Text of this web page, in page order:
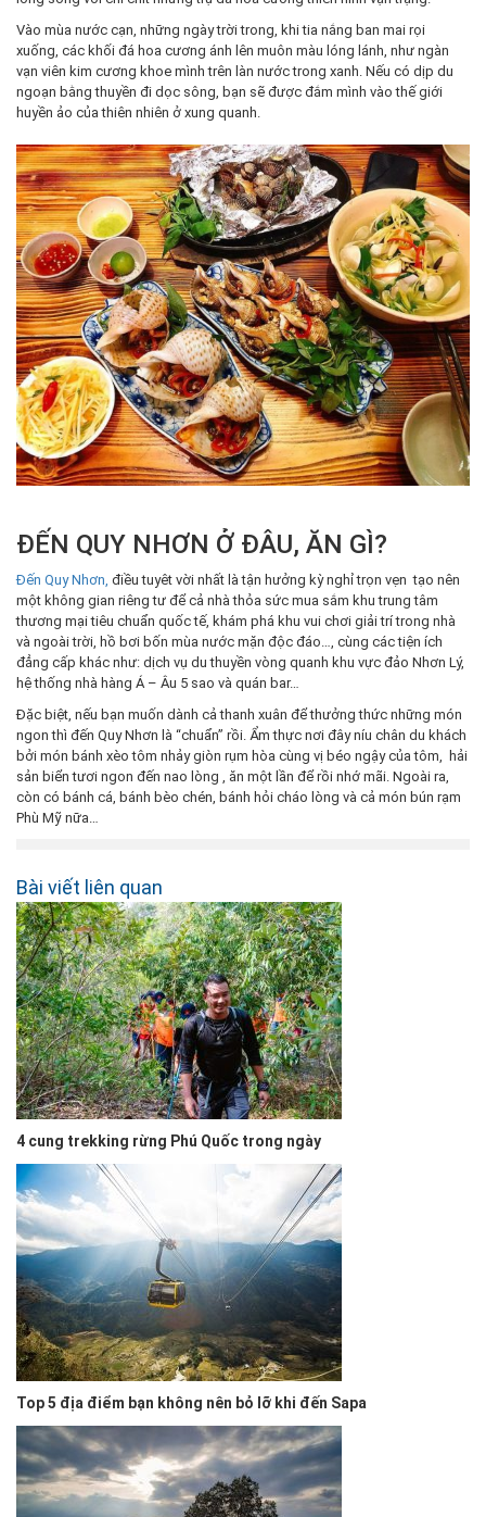
Vào mùa nước cạn, những ngày trời trong, khi tia nắng ban mai rọi
xuống, các khối đá hoa cương ánh lên muôn màu lóng lánh, như ngàn
vạn viên kim cương khoe mình trên làn nước trong xanh. Nếu có dịp du
ngoạn bằng thuyền đi dọc sông, bạn sẽ được đắm mình vào thế giới
huyền ảo của thiên nhiên ở xung quanh.
ĐẾN QUY NHƠN Ở ĐÂU, ĂN GÌ?
Đến Quy Nhơn, điều tuyêt vời nhất là tận hưởng kỳ nghỉ trọn vẹn tạo nên
một không gian riêng tư để cả nhà thỏa sức mua sắm khu trung tâm
thương mại tiêu chuẩn quốc tế, khám phá khu vui chơi giải trí trong nhà
và ngoài trời, hồ bơi bốn mùa nước mặn độc đáo…, cùng các tiện ích
đẳng cấp khác như: dịch vụ du thuyền vòng quanh khu vực đảo Nhơn Lý,
hệ thống nhà hàng Á – Âu 5 sao và quán bar…
Đặc biệt, nếu bạn muốn dành cả thanh xuân để thưởng thức những món
ngon thì đến Quy Nhơn là “chuẩn” rồi. Ẩm thực nơi đây níu chân du khách
bởi món bánh xèo tôm nhảy giòn rụm hòa cùng vị béo ngậy của tôm, hải
sản biển tươi ngon đến nao lòng , ăn một lần để rồi nhớ mãi. Ngoài ra,
còn có bánh cá, bánh bèo chén, bánh hỏi cháo lòng và cả món bún rạm
Phù Mỹ nữa…
Bài viết liên quan
4 cung trekking rừng Phú Quốc trong ngày
Top 5 địa điểm bạn không nên bỏ lỡ khi đến Sapa